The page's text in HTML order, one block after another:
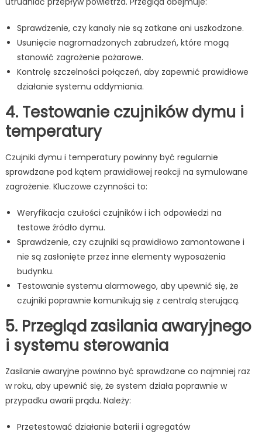
Sprawdzenie, czy kanały nie są zatkane ani uszkodzone.
Usunięcie nagromadzonych zabrudzeń, które mogą
stanowić zagrożenie pożarowe.
Kontrolę szczelności połączeń, aby zapewnić prawidłowe
działanie systemu oddymiania.
4. Testowanie czujników dymu i
temperatury
Czujniki dymu i temperatury powinny być regularnie
sprawdzane pod kątem prawidłowej reakcji na symulowane
zagrożenie. Kluczowe czynności to:
Weryfikacja czułości czujników i ich odpowiedzi na
testowe źródło dymu.
Sprawdzenie, czy czujniki są prawidłowo zamontowane i
nie są zasłonięte przez inne elementy wyposażenia
budynku.
Testowanie systemu alarmowego, aby upewnić się, że
czujniki poprawnie komunikują się z centralą sterującą.
5. Przegląd zasilania awaryjnego
i systemu sterowania
Zasilanie awaryjne powinno być sprawdzane co najmniej raz
w roku, aby upewnić się, że system działa poprawnie w
przypadku awarii prądu. Należy:
Przetestować działanie baterii i agregatów